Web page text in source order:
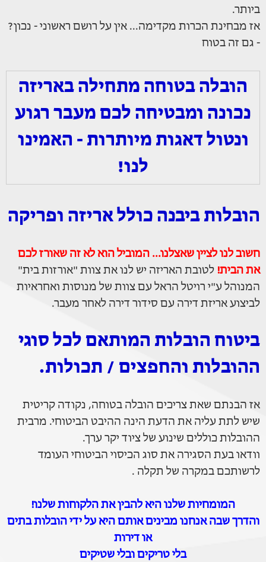
ביותר.
אז מבחינת הכרות מקדימה... אין על רושם ראשוני - נכון?
- גם זה בטוח
הובלה בטוחה מתחילה באריזה
נכונה ומבטיחה לכם מעבר רגוע
ונטול דאגות מיותרות - האמינו
לנו!
הובלות ביבנה כולל אריזה ופריקה
חשוב לנו לציין שאצלנו... המוביל הוא לא זה שאורז לכם
את הבית! לטובת האריזה יש לנו את צוות "אורזות בית"
המנוהל ע"י רויטל הראל עם צוות של מנוסות ואחראיות
לביצוע אריזת דירה עם סידור דירה לאחר מעבר.
ביטוח הובלות המותאם לכל סוגי
ההובלות והחפצים / תכולות.
אז הבנתם שאת צריכים הובלה בטוחה, נקודה קריטית
שיש לתת עליה את הדעת הינה ההיבט הביטוחי. מרבית
ההובלות כוללים שינוע של ציוד יקר ערך.
וודאו בעת הסגירה את סוג הכיסוי הביטוחי העומד
לרשותכם במקרה של תקלה .
המומחיות שלנו היא להבין את הלקוחות שלנו!
והדרך שבה אנחנו מבינים אותם היא על ידי הובלות בתים
או דירות
בלי טריקים ובלי שטיקים